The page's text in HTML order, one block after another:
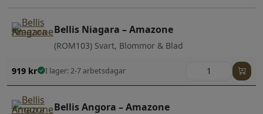
Bellis Niagara – Amazone
(ROM103) Svart, Blommor & Blad
919 kr I lager: 2-7 arbetsdagar
Bellis Angora – Amazone